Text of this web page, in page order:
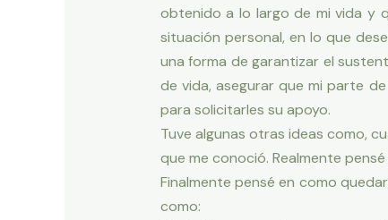
obtenido a lo largo de mi vida y
situación personal, en lo que
una forma de garantizar el
de vida, asegurar que mi parte
para solicitarles su apoyo.
Tuve algunas otras ideas como,
que me conoció. Realmente
Finalmente pensé en como
como: